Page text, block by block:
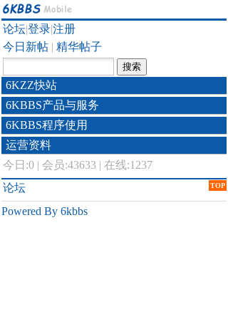
论坛|登录|注册
今日新帖 | 精华帖子
6KZZ快站
6KBBS产品与服务
6KBBS程序使用
运营资料
今日:0 | 会员:43633 | 在线:1237
TOP
论坛
Powered By 6kbbs